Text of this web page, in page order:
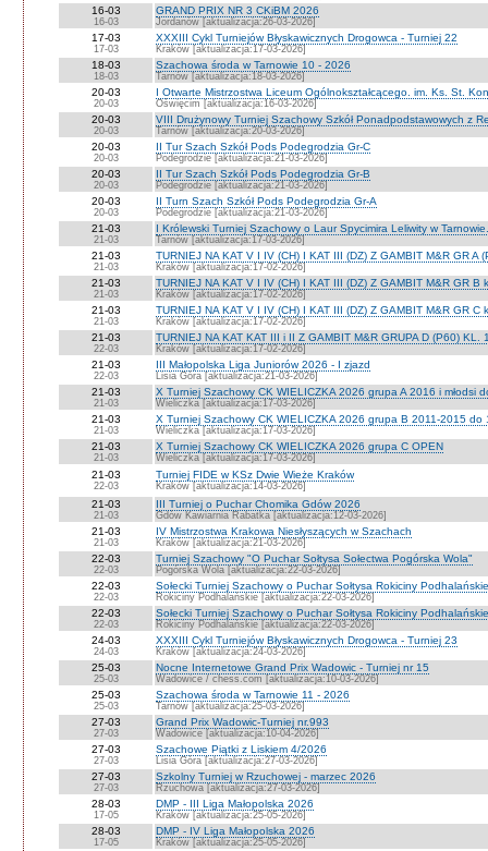
16-03
16-03
GRAND PRIX NR 3 CKiBM 2026
Jordanów [aktualizacja:26-03-2026]
17-03
17-03
XXXIII Cykl Turniejów Błyskawicznych Drogowca - Turniej 22
Kraków [aktualizacja:17-03-2026]
18-03
18-03
Szachowa środa w Tarnowie 10 - 2026
Tarnów [aktualizacja:18-03-2026]
20-03
20-03
I Otwarte Mistrzostwa Liceum Ogólnokształcącego. im. Ks. St.
Oświęcim [aktualizacja:16-03-2026]
20-03
20-03
VIII Drużynowy Turniej Szachowy Szkół Ponadpodstawowych z
Tarnów [aktualizacja:20-03-2026]
20-03
20-03
II Tur Szach Szkół Pods Podegrodzia Gr-C
Podegrodzie [aktualizacja:21-03-2026]
20-03
20-03
II Tur Szach Szkół Pods Podegrodzia Gr-B
Podegrodzie [aktualizacja:21-03-2026]
20-03
20-03
II Turn Szach Szkół Pods Podegrodzia Gr-A
Podegrodzie [aktualizacja:21-03-2026]
21-03
21-03
I Królewski Turniej Szachowy o Laur Spycimira Leliwity w
Tarnów [aktualizacja:17-03-2026]
21-03
21-03
TURNIEJ NA KAT V I IV (CH) I KAT III (DZ) Z GAMBIT M&R GR A
Kraków [aktualizacja:17-02-2026]
21-03
21-03
TURNIEJ NA KAT V I IV (CH) I KAT III (DZ) Z GAMBIT M&R GR B
Kraków [aktualizacja:17-02-2026]
21-03
21-03
TURNIEJ NA KAT V I IV (CH) I KAT III (DZ) Z GAMBIT M&R GR C
Kraków [aktualizacja:17-02-2026]
21-03
22-03
TURNIEJ NA KAT KAT III i II Z GAMBIT M&R GRUPA D (P60) KL.
Kraków [aktualizacja:17-02-2026]
21-03
22-03
III Małopolska Liga Juniorów 2026 - I zjazd
Lisia Góra [aktualizacja:21-03-2026]
21-03
21-03
X Turniej Szachowy CK WIELICZKA 2026 grupa A 2016 i młodsi
Wieliczka [aktualizacja:17-03-2026]
21-03
21-03
X Turniej Szachowy CK WIELICZKA 2026 grupa B 2011-2015 do
Wieliczka [aktualizacja:17-03-2026]
21-03
21-03
X Turniej Szachowy CK WIELICZKA 2026 grupa C OPEN
Wieliczka [aktualizacja:17-03-2026]
21-03
22-03
Turniej FIDE w KSz Dwie Wieże Kraków
Kraków [aktualizacja:14-03-2026]
21-03
21-03
III Turniej o Puchar Chomika Gdów 2026
Gdów Kawiarnia Rabatka [aktualizacja:12-03-2026]
21-03
21-03
IV Mistrzostwa Krakowa Niesłyszących w Szachach
Kraków [aktualizacja:21-03-2026]
22-03
22-03
Turniej Szachowy "O Puchar Sołtysa Sołectwa Pogórska Wola"
Pogórska Wola [aktualizacja:22-03-2026]
22-03
22-03
Sołecki Turniej Szachowy o Puchar Sołtysa Rokiciny
Rokiciny Podhalańskie [aktualizacja:22-03-2026]
22-03
22-03
Sołecki Turniej Szachowy o Puchar Sołtysa Rokiciny
Rokiciny Podhalańskie [aktualizacja:22-03-2026]
24-03
24-03
XXXIII Cykl Turniejów Błyskawicznych Drogowca - Turniej 23
Kraków [aktualizacja:24-03-2026]
25-03
25-03
Nocne Internetowe Grand Prix Wadowic - Turniej nr 15
Wadowice / chess.com [aktualizacja:10-03-2026]
25-03
25-03
Szachowa środa w Tarnowie 11 - 2026
Tarnów [aktualizacja:25-03-2026]
27-03
27-03
Grand Prix Wadowic-Turniej nr.993
Wadowice [aktualizacja:10-04-2026]
27-03
27-03
Szachowe Piątki z Liskiem 4/2026
Lisia Góra [aktualizacja:27-03-2026]
27-03
27-03
Szkolny Turniej w Rzuchowej - marzec 2026
Rzuchowa [aktualizacja:27-03-2026]
28-03
17-05
DMP - III Liga Małopolska 2026
Kraków [aktualizacja:25-05-2026]
28-03
17-05
DMP - IV Liga Małopolska 2026
Kraków [aktualizacja:25-05-2026]